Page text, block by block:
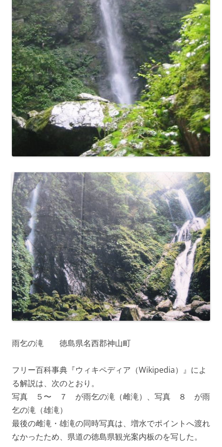
雨乞の滝 徳島県名西郡神山町
フリー百科事典『ウィキペディア（Wikipedia）』によ
る解説は、次のとおり。
写真 ５〜 ７ が雨乞の滝（雌滝）、写真 ８ が雨
乞の滝（雄滝）
最後の雌滝・雄滝の同時写真は、増水でポイントへ渡れ
なかったため、県道の徳島県観光案内板のを写した。